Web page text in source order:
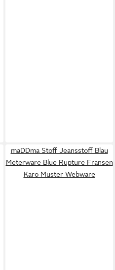
maDDma Stoff Jeansstoff Blau
Meterware Blue Rupture Fransen
Karo Muster Webware